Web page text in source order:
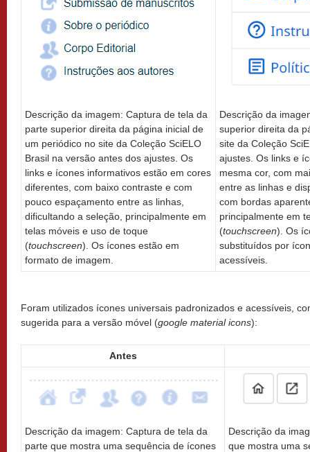
Descrição da imagem: Captura de tela da
parte superior direita da página inicial de
um periódico no site da Coleção SciELO
Brasil na versão antes dos ajustes. Os
links e ícones informativos estão em cores
diferentes, com baixo contraste e com
pouco espaçamento entre as linhas,
dificultando a seleção, principalmente em
telas móveis e uso de toque
(touchscreen). Os ícones estão em
formato de imagem.
Descrição da
superior direita da
site da Coleção
ajustes. Os links e
mesma cor, com
entre as linhas e
com bordas
principalmente em
(touchscreen). Os
substituídos por
acessíveis.
Foram utilizados ícones universais padronizados e acessíveis,
sugerida para a versão móvel (google material icons):
Antes
Descrição da imagem: Captura de tela da
parte que mostra uma sequência de ícones
Descrição da
que mostra uma